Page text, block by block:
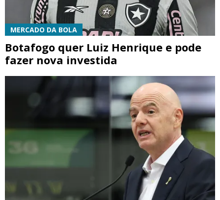
MERCADO DA BOLA
Botafogo quer Luiz Henrique e pode
fazer nova investida